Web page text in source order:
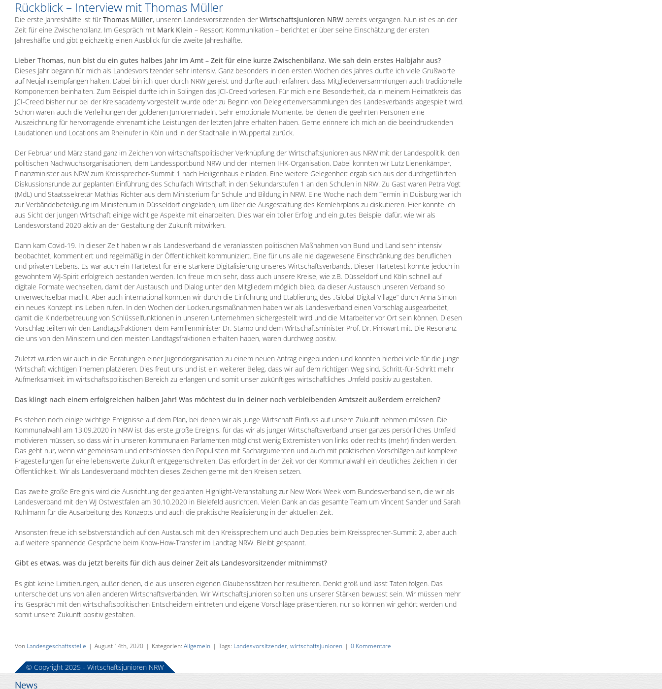
Rückblick – Interview mit Thomas Müller
Die erste Jahreshälfte ist fürThomas Müller, unseren Landesvorsitzenden derWirtschaftsjunioren NRW bereits vergangen. Nun ist es an der
Zeit für eine Zwischenbilanz. Im Gespräch mit Mark Klein – Ressort Kommunikation – berichtet er über seine Einschätzung der ersten
Jahreshälfte und gibt gleichzeitig einen Ausblick für die zweite Jahreshälfte.
Lieber Thomas, nun bist du ein gutes halbes Jahr im Amt – Zeit für eine kurze Zwischenbilanz. Wie sah dein erstes Halbjahr aus?
Dieses Jahr begann für mich als Landesvorsitzender sehr intensiv. Ganz besonders in den ersten Wochen des Jahres durfte ich viele Grußworte
auf Neujahrsempfängen halten. Dabei bin ich quer durch NRW gereist und durfte auch erfahren, dass Mitgliederversammlungen auch traditionelle
Komponenten beinhalten. Zum Beispiel durfte ich in Solingen das JCI-Creed vorlesen. Für mich eine Besonderheit, da in meinem Heimatkreis das
JCI-Creed bisher nur bei der Kreisacademy vorgestellt wurde oder zu Beginn von Delegiertenversammlungen des Landesverbands abgespielt wird.
Schön waren auch die Verleihungen der goldenen Juniorennadeln. Sehr emotionale Momente, bei denen die geehrten Personen eine
Auszeichnung für hervorragende ehrenamtliche Leistungen der letzten Jahre erhalten haben. Gerne erinnere ich mich an die beeindruckenden
Laudationen und Locations am Rheinufer in Köln und in der Stadthalle in Wuppertal zurück.
Der Februar und März stand ganz im Zeichen von wirtschaftspolitischer Verknüpfung der Wirtschaftsjunioren aus NRW mit der Landespolitik, den
politischen Nachwuchsorganisationen, dem Landessportbund NRW und der internen IHK-Organisation. Dabei konnten wir Lutz Lienenkämper,
Finanzminister aus NRW zum Kreissprecher-Summit 1 nach Heiligenhaus einladen. Eine weitere Gelegenheit ergab sich aus der durchgeführten
Diskussionsrunde zur geplanten Einführung des Schulfach Wirtschaft in den Sekundarstufen 1 an den Schulen in NRW. Zu Gast waren Petra Vogt
(MdL) und Staatssekretär Mathias Richter aus dem Ministerium für Schule und Bildung in NRW. Eine Woche nach dem Termin in Duisburg war ich
zur Verbändebeteiligung im Ministerium in Düsseldorf eingeladen, um über die Ausgestaltung des Kernlehrplans zu diskutieren. Hier konnte ich
aus Sicht der jungen Wirtschaft einige wichtige Aspekte mit einarbeiten. Dies war ein toller Erfolg und ein gutes Beispiel dafür, wie wir als
Landesvorstand 2020 aktiv an der Gestaltung der Zukunft mitwirken.
Dann kam Covid-19. In dieser Zeit haben wir als Landesverband die veranlassten politischen Maßnahmen von Bund und Land sehr intensiv
beobachtet, kommentiert und regelmäßig in der Öffentlichkeit kommuniziert. Eine für uns alle nie dagewesene Einschränkung des beruflichen
und privaten Lebens. Es war auch ein Härtetest für eine stärkere Digitalisierung unseres Wirtschaftsverbands. Dieser Härtetest konnte jedoch in
gewohntem WJ-Spirit erfolgreich bestanden werden. Ich freue mich sehr, dass auch unsere Kreise, wie z.B. Düsseldorf und Köln schnell auf
digitale Formate wechselten, damit der Austausch und Dialog unter den Mitgliedern möglich blieb, da dieser Austausch unseren Verband so
unverwechselbar macht. Aber auch international konnten wir durch die Einführung und Etablierung des „Global Digital Village“ durch Anna Simon
ein neues Konzept ins Leben rufen. In den Wochen der Lockerungsmaßnahmen haben wir als Landesverband einen Vorschlag ausgearbeitet,
damit die Kinderbetreuung von Schlüsselfunktionen in unseren Unternehmen sichergestellt wird und die Mitarbeiter vor Ort sein können. Diesen
Vorschlag teilten wir den Landtagsfraktionen, dem Familienminister Dr. Stamp und dem Wirtschaftsminister Prof. Dr. Pinkwart mit. Die Resonanz,
die uns von den Ministern und den meisten Landtagsfraktionen erhalten haben, waren durchweg positiv.
Zuletzt wurden wir auch in die Beratungen einer Jugendorganisation zu einem neuen Antrag eingebunden und konnten hierbei viele für die junge
Wirtschaft wichtigen Themen platzieren. Dies freut uns und ist ein weiterer Beleg, dass wir auf dem richtigen Weg sind, Schritt-für-Schritt mehr
Aufmerksamkeit im wirtschaftspolitischen Bereich zu erlangen und somit unser zukünftiges wirtschaftliches Umfeld positiv zu gestalten.
Das klingt nach einem erfolgreichen halben Jahr! Was möchtest du in deiner noch verbleibenden Amtszeit außerdem erreichen?
Es stehen noch einige wichtige Ereignisse auf dem Plan, bei denen wir als junge Wirtschaft Einfluss auf unsere Zukunft nehmen müssen. Die
Kommunalwahl am 13.09.2020 in NRW ist das erste große Ereignis, für das wir als junger Wirtschaftsverband unser ganzes persönliches Umfeld
motivieren müssen, so dass wir in unseren kommunalen Parlamenten möglichst wenig Extremisten von links oder rechts (mehr) finden werden.
Das geht nur, wenn wir gemeinsam und entschlossen den Populisten mit Sachargumenten und auch mit praktischen Vorschlägen auf komplexe
Fragestellungen für eine lebenswerte Zukunft entgegenschreiten. Das erfordert in der Zeit vor der Kommunalwahl ein deutliches Zeichen in der
Öffentlichkeit. Wir als Landesverband möchten dieses Zeichen gerne mit den Kreisen setzen.
Das zweite große Ereignis wird die Ausrichtung der geplanten Highlight-Veranstaltung zur New Work Week vom Bundesverband sein, die wir als
Landesverband mit den WJ Ostwestfalen am 30.10.2020 in Bielefeld ausrichten. Vielen Dank an das gesamte Team um Vincent Sander und Sarah
Kuhlmann für die Ausarbeitung des Konzepts und auch die praktische Realisierung in der aktuellen Zeit.
Ansonsten freue ich selbstverständlich auf den Austausch mit den Kreissprechern und auch Deputies beim Kreissprecher-Summit 2, aber auch
auf weitere spannende Gespräche beim Know-How-Transfer im Landtag NRW. Bleibt gespannt.
Gibt es etwas, was du jetzt bereits für dich aus deiner Zeit als Landesvorsitzender mitnimmst?
Es gibt keine Limitierungen, außer denen, die aus unseren eigenen Glaubenssätzen her resultieren. Denkt groß und lasst Taten folgen. Das
unterscheidet uns von allen anderen Wirtschaftsverbänden. Wir Wirtschaftsjunioren sollten uns unserer Stärken bewusst sein. Wir müssen mehr
ins Gespräch mit den wirtschaftspolitischen Entscheidern eintreten und eigene Vorschläge präsentieren, nur so können wir gehört werden und
somit unsere Zukunft positiv gestalten.
Von Landesgeschäftsstelle | August 14th, 2020 | Kategorien: Allgemein | Tags: Landesvorsitzender, wirtschaftsjunioren | 0 Kommentare
News
© Copyright 2025 - Wirtschaftsjunioren NRW